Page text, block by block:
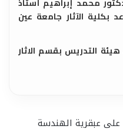
محمد إبراهيم أستاذ
بكلية الآثار جامعة عين
التدريس بقسم الاثار
عبقرية الهندسة